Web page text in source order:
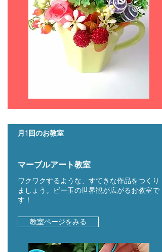
月1回のお教室
マーブルアート教室
ワクワクするような、すてきな作品をつくり
ましょう。ビー玉の世界観が広がるお教室で
す！
教室ページをみる